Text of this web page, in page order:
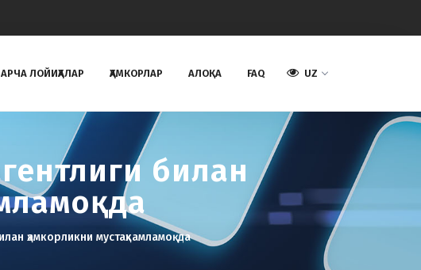
ЛОЙИҲАЛАР ҲАМКОРЛАР AЛОҚА FAQ UZ
билан
ҳамкорликни мустаҳкамламоқда